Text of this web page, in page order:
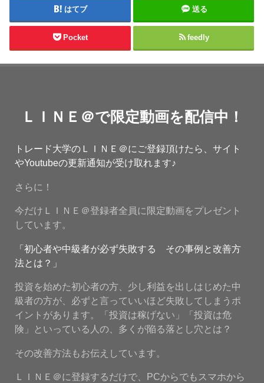
はてブ 送る
Pocket feedly
ＬＩＮＥ＠で限定動画を配信中！
トレード大学のＬＩＮＥ＠にご登録頂けたら、サイト
やYoutubeの更新通知が受け取れます♪
さらに！
今だけＬＩＮＥ＠登録者全員に限定動画をプレゼント
しています。
「初心者や中級者が必ず失敗する その事例と改善方
法とは？」
投資を始めた初心者の方、少し利益を出しはじめた中
級者の方が、必ずと言っていいほど失敗してしまうポ
イントがあります。「投資は稼げない」「投資は危
険」といっている人の、多くが陥る落とし穴とは？
その改善方法もお伝えしています。
ＬＩＮＥ＠に登録するだけで、PCからでもスマホから